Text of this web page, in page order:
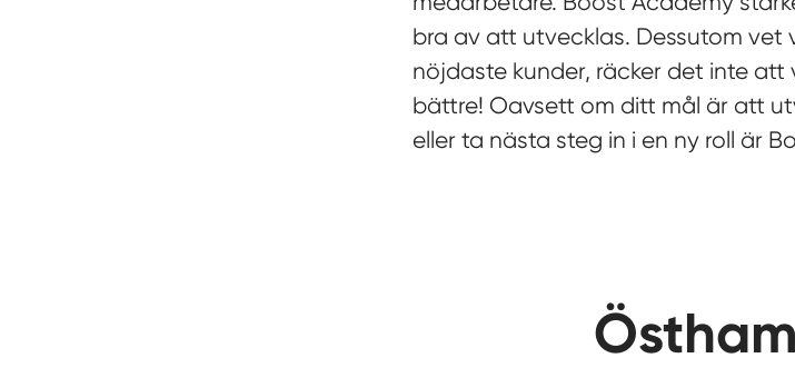
bra av att utvecklas. Dessutom vet
nöjdaste kunder, räcker det inte
bättre! Oavsett om ditt mål är att
eller ta nästa steg in i en ny roll är